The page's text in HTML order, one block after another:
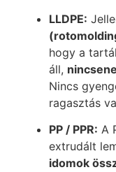
LLDPE:
hogy a
áll,
Nincs
ragasztás
PP / PPR: A
extrudált
idomok